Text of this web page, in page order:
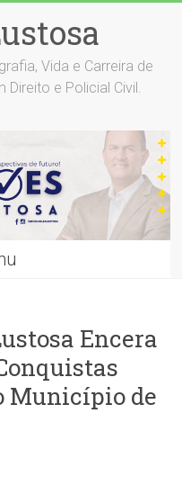
Vida e Carreira de
Direito e Policial Civil.
Encera
Município de